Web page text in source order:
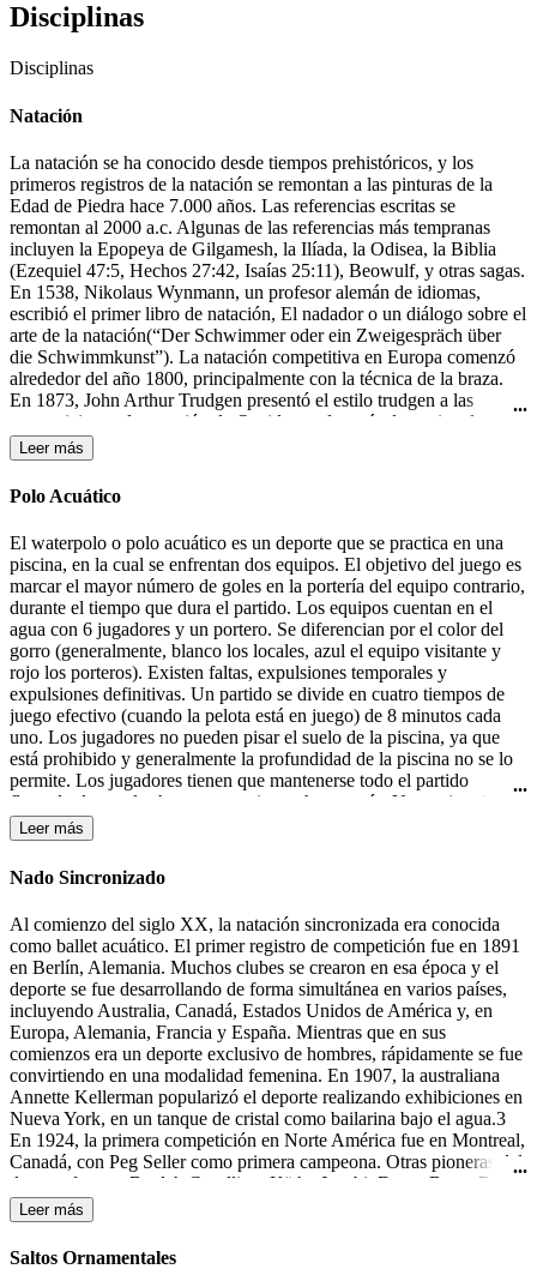
Disciplinas
Disciplinas
Natación
La natación se ha conocido desde tiempos prehistóricos, y los
primeros registros de la natación se remontan a las pinturas de la
Edad de Piedra hace 7.000 años. Las referencias escritas se
remontan al 2000 a.c. Algunas de las referencias más tempranas
incluyen la Epopeya de Gilgamesh, la Ilíada, la Odisea, la Biblia
(Ezequiel 47:5, Hechos 27:42, Isaías 25:11), Beowulf, y otras sagas.
En 1538, Nikolaus Wynmann, un profesor alemán de idiomas,
escribió el primer libro de natación, El nadador o un diálogo sobre el
arte de la natación(“Der Schwimmer oder ein Zweigespräch über
die Schwimmkunst”). La natación competitiva en Europa comenzó
alrededor del año 1800, principalmente con la técnica de la braza.
En 1873, John Arthur Trudgen presentó el estilo trudgen a las
competiciones de natación de Occidente, después de copiar el estilo
crol utilizado por los nativos americanos. Debido a la indiferencia
británica para las salpicaduras, Trudgen empleó una patada de tijera
en lugar de la patada de estilo crol. La natación formó parte de los
primeros Juegos Olímpicos modernos en 1896 en Atenas. En 1902
1908, se creo la Federación Internacional de Natación (FINA). El
estilo mariposa fue desarrollado en la década de 1930 y fue en un
primer momento una variante del estilo braza, hasta que fue
aceptado como un estilo independiente en 1952.
Leer más
Polo Acuático
El waterpolo o polo acuático es un deporte que se practica en una
piscina, en la cual se enfrentan dos equipos. El objetivo del juego es
marcar el mayor número de goles en la portería del equipo contrario,
durante el tiempo que dura el partido. Los equipos cuentan en el
agua con 6 jugadores y un portero. Se diferencian por el color del
gorro (generalmente, blanco los locales, azul el equipo visitante y
rojo los porteros). Existen faltas, expulsiones temporales y
expulsiones definitivas. Un partido se divide en cuatro tiempos de
juego efectivo (cuando la pelota está en juego) de 8 minutos cada
uno. Los jugadores no pueden pisar el suelo de la piscina, ya que
está prohibido y generalmente la profundidad de la piscina no se lo
permite. Los jugadores tienen que mantenerse todo el partido
flotando, lo que les hace consumir mucha energía. Un equipo tiene
30 segundos de posesión de la pelota para efectuar un lanzamiento a
la portería contraria.
Leer más
Nado Sincronizado
Al comienzo del siglo XX, la natación sincronizada era conocida
como ballet acuático. El primer registro de competición fue en 1891
en Berlín, Alemania. Muchos clubes se crearon en esa época y el
deporte se fue desarrollando de forma simultánea en varios países,
incluyendo Australia, Canadá, Estados Unidos de América y, en
Europa, Alemania, Francia y España. Mientras que en sus
comienzos era un deporte exclusivo de hombres, rápidamente se fue
convirtiendo en una modalidad femenina. En 1907, la australiana
Annette Kellerman popularizó el deporte realizando exhibiciones en
Nueva York, en un tanque de cristal como bailarina bajo el agua.3
En 1924, la primera competición en Norte América fue en Montreal,
Canadá, con Peg Seller como primera campeona. Otras pioneras del
deporte fueron: Beulah Gundling, Käthe Jacobi, Dawn Bean, Billie
MacKellar, Teresa Anderson y Gail Johnson. Muchas de las
competiciones de esos días todavía se desarrollaban en lagos y ríos.
Durante los años 30 del siglo XX tuvieron lugar las primeras
competiciones en Alemania, Canadá y los Estados Unidos.4 En
Leer más
Saltos Ornamentales